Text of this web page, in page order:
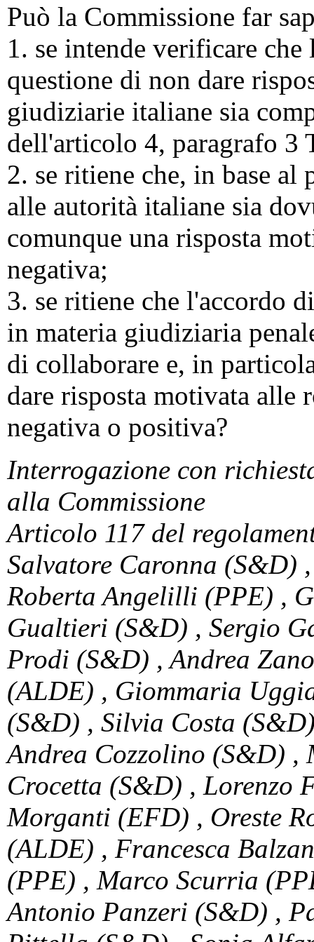
Può la Commissione far
1. se intende verificare
questione di non dare
giudiziarie italiane sia
dell'articolo 4, paragrafo 3
2. se ritiene che, in base
alle autorità italiane sia
comunque una risposta
negativa;
3. se ritiene che l'accordo
in materia giudiziaria
di collaborare e, in
dare risposta motivata alle
negativa o positiva?
Interrogazione con
alla Commissione
Articolo 117 del
Salvatore Caronna (S&D)
Roberta Angelilli (PPE) ,
Gualtieri (S&D) , Sergio
Prodi (S&D) , Andrea
(ALDE) , Giommaria
(S&D) , Silvia Costa
Andrea Cozzolino (S&D)
Crocetta (S&D) , Lorenzo
Morganti (EFD) , Oreste
(ALDE) , Francesca
(PPE) , Marco Scurria
Antonio Panzeri (S&D) ,